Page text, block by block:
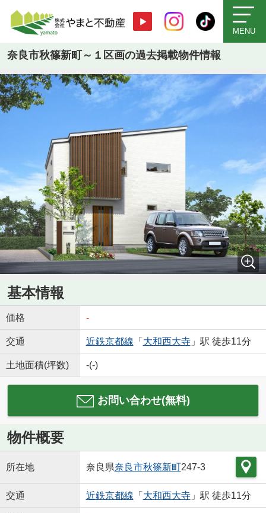
MENU
奈良市秋篠新町～１区画の過去掲載物件情報
基本情報
価格 -
交通 近鉄京都線 「 大和西大寺」駅 徒歩11分
土地面積(坪数) -(-)
お問い合わせ(無料)
物件概要
所在地 奈良県奈良市秋篠新町247-3
交通 近鉄京都線 「 大和西大寺」駅 徒歩11分